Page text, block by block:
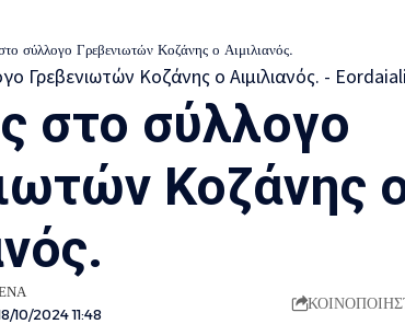
σύλλογο Γρεβενιωτών Κοζάνης ο Αιμιλιανός.
στο σύλλογο
Κοζάνης
10/2024 11:48